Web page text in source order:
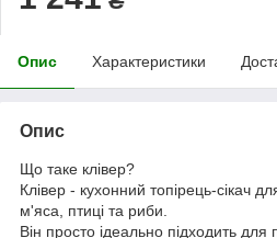
Опис Характеристики
Опис
Що таке клівер?
Клівер - кухонний топірець-сікач
м'яса, птиці та риби.
Він просто ідеально підходить